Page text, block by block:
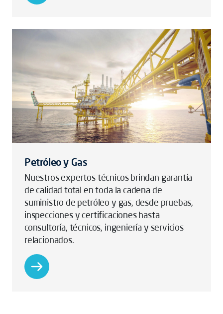
Petróleo y Gas
Nuestros expertos técnicos brindan garantía
de calidad total en toda la cadena de
suministro de petróleo y gas, desde pruebas,
inspecciones y certificaciones hasta
consultoría, técnicos, ingeniería y servicios
relacionados.